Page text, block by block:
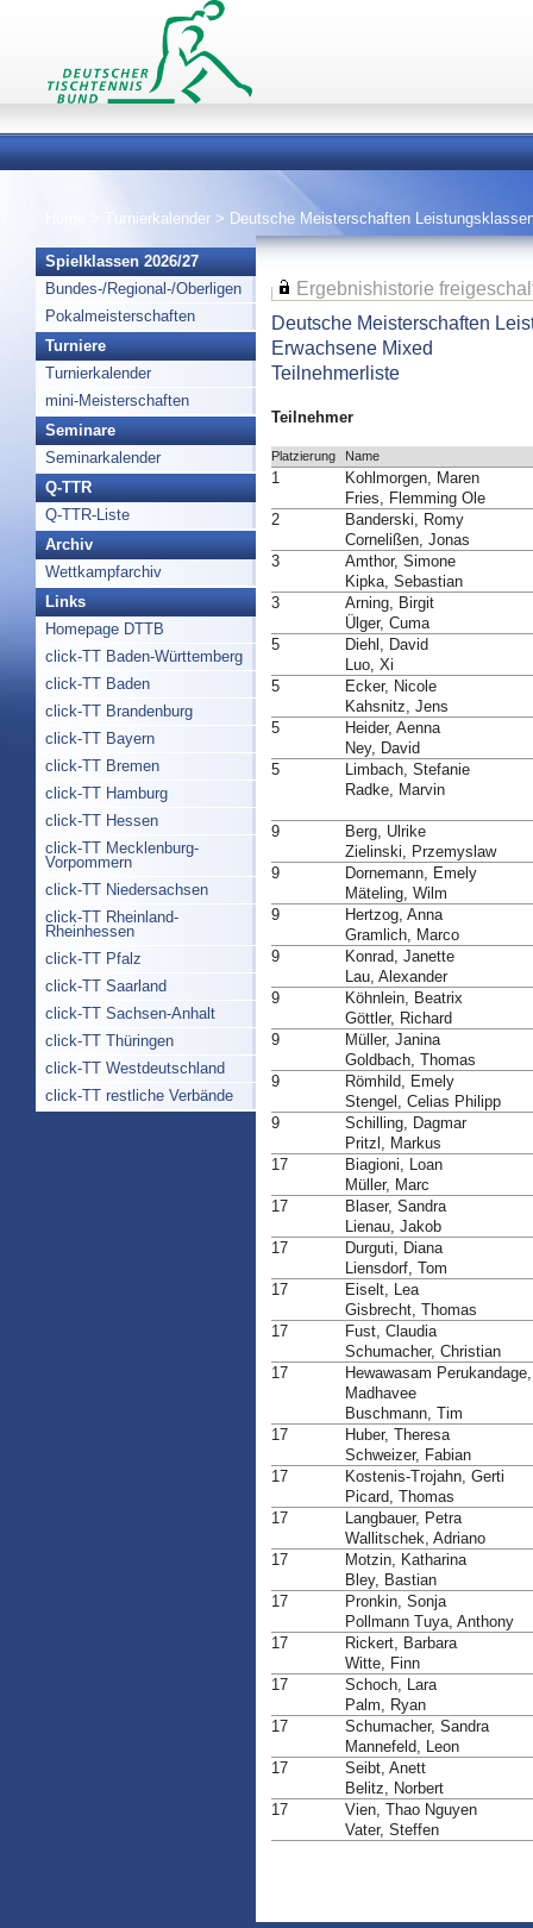
Turnierkalender > Deutsche Meisterschaften
Spielklassen 2026/27
Bundes-/Regional-/Oberligen
Pokalmeisterschaften
Turniere
Turnierkalender
mini-Meisterschaften
Seminare
Seminarkalender
Q-TTR
Q-TTR-Liste
Archiv
Wettkampfarchiv
Links
Homepage DTTB
click-TT Baden-Württemberg
click-TT Baden
click-TT Brandenburg
click-TT Bayern
click-TT Bremen
click-TT Hamburg
click-TT Hessen
click-TT Mecklenburg-
Vorpommern
click-TT Niedersachsen
click-TT Rheinland-
Rheinhessen
click-TT Pfalz
click-TT Saarland
click-TT Sachsen-Anhalt
click-TT Thüringen
click-TT Westdeutschland
click-TT restliche Verbände
Ergebnishistorie
Deutsche Meisterschaften
Erwachsene Mixed
Teilnehmerliste
Teilnehmer
Platzierung Name
1
Kohlmorgen, Maren
Fries, Flemming Ole
2
Banderski, Romy
Cornelißen, Jonas
3
Amthor, Simone
Kipka, Sebastian
3
Arning, Birgit
Ülger, Cuma
5
Diehl, David
Luo, Xi
5
Ecker, Nicole
Kahsnitz, Jens
5
Heider, Aenna
Ney, David
5
Limbach, Stefanie
Radke, Marvin
9
Berg, Ulrike
Zielinski, Przemyslaw
9
Dornemann, Emely
Mäteling, Wilm
9
Hertzog, Anna
Gramlich, Marco
9
Konrad, Janette
Lau, Alexander
9
Köhnlein, Beatrix
Göttler, Richard
9
Müller, Janina
Goldbach, Thomas
9
Römhild, Emely
Stengel, Celias Philipp
9
Schilling, Dagmar
Pritzl, Markus
17
Biagioni, Loan
Müller, Marc
17
Blaser, Sandra
Lienau, Jakob
17
Durguti, Diana
Liensdorf, Tom
17
Eiselt, Lea
Gisbrecht, Thomas
17
Fust, Claudia
Schumacher, Christian
17
Hewawasam
Madhavee
Buschmann, Tim
17
Huber, Theresa
Schweizer, Fabian
17
Kostenis-Trojahn, Gerti
Picard, Thomas
17
Langbauer, Petra
Wallitschek, Adriano
17
Motzin, Katharina
Bley, Bastian
17
Pronkin, Sonja
Pollmann Tuya, Anthony
17
Rickert, Barbara
Witte, Finn
17
Schoch, Lara
Palm, Ryan
17
Schumacher, Sandra
Mannefeld, Leon
17
Seibt, Anett
Belitz, Norbert
17
Vien, Thao Nguyen
Vater, Steffen